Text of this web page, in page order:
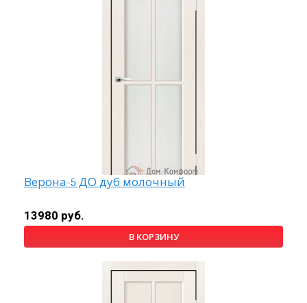
Верона-5 ДО дуб молочный
13980 руб.
В КОРЗИНУ